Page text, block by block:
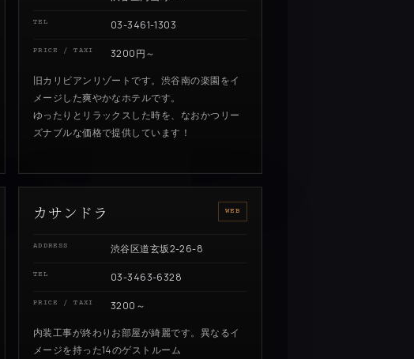
TEL 03-3461-1303
PRICE / TAXI
3200円～
旧カリビアンリゾートです。渋谷南の楽園をイ
メージした爽やかなホテルです。
ゆったりとリラックスした時を、なおかつリー
ズナブルな価格で提供しています！
カサンドラ WEB
ADDRESS 渋谷区道玄坂2-26-8
TEL 03-3463-6328
PRICE / TAXI
3200～
内装工事が終わりお部屋が綺麗です。異なるイ
メージを持った14のゲストルーム